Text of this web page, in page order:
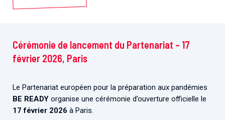
Cérémonie de lancement du Partenariat – 17
février 2026, Paris
Le Partenariat européen pour la préparation aux pandémies
BE READY organise une cérémonie d’ouverture officielle le
17 février 2026 à Paris.